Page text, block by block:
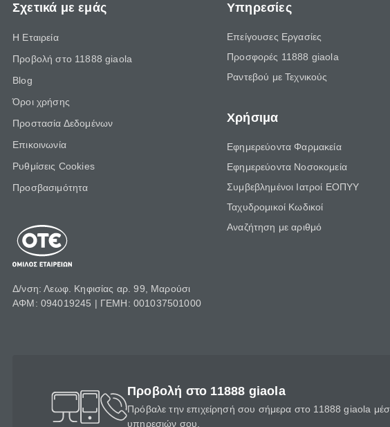
Σχετικά με εμάς
Η Εταιρεία
Προβολή στο 11888 giaola
Blog
Όροι χρήσης
Προστασία Δεδομένων
Επικοινωνία
Ρυθμίσεις Cookies
Προσβασιμότητα
Δ/νση: Λεωφ. Κηφισίας αρ. 99, Μαρούσι
ΑΦΜ: 094019245 | ΓΕΜΗ: 001037501000
Υπηρεσίες
Επείγουσες Εργασίες
Προσφορές 11888 giaola
Ραντεβού με Τεχνικούς
Χρήσιμα
Εφημερεύοντα Φαρμακεία
Εφημερεύοντα Νοσοκομεία
Συμβεβλημένοι Ιατροί ΕΟΠΥΥ
Ταχυδρομικοί Κωδικοί
Αναζήτηση με αριθμό
Προβολή στο 11888 giaola
Πρόβαλε την επιχείρησή σου σήμερα στο 11888 giaola
υπηρεσιών σου.